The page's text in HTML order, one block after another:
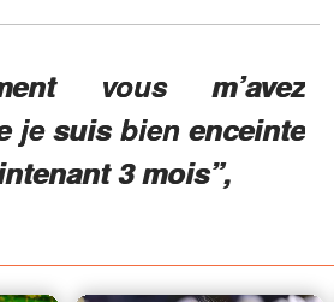
vous m’avez
je suis bien enceinte
3 mois”,